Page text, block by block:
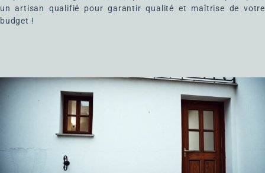
un artisan qualifié pour garantir qualité et maîtrise de votre
budget !